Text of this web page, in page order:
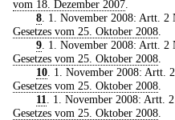
vom 18. Dezember 2007
8. 1. November 2008: Artt. 2
Gesetzes vom 25. Oktober 2008
9. 1. November 2008: Artt. 2
Gesetzes vom 25. Oktober 2008
10. 1. November 2008: Artt.
Gesetzes vom 25. Oktober 2008
11
. 1. November 2008: Artt.
Gesetzes vom 25. Oktober 2008